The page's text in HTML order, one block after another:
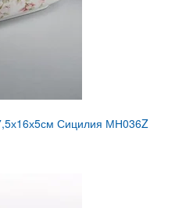
Сицилия МН036Z